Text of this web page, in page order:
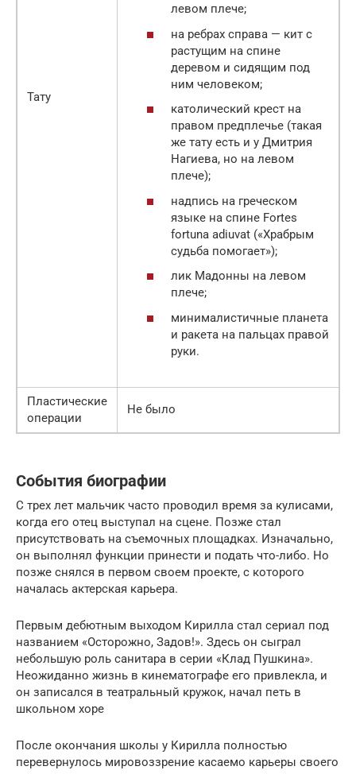
Тату
левом плече;
на ребрах справа — кит с
растущим на спине
деревом и сидящим под
ним человеком;
католический крест на
правом предплечье (такая
же тату есть и у Дмитрия
Нагиева, но на левом
плече);
надпись на греческом
языке на спине Fortes
fortuna adiuvat («Храбрым
судьба помогает»);
лик Мадонны на левом
плече;
минималистичные планета
и ракета на пальцах правой
руки.
Пластические
операции
Не было
События биографии
С трех лет мальчик часто проводил время за кулисами,
когда его отец выступал на сцене. Позже стал
присутствовать на съемочных площадках. Изначально,
он выполнял функции принести и подать что-либо. Но
позже снялся в первом своем проекте, с которого
началась актерская карьера.
Первым дебютным выходом Кирилла стал сериал под
названием «Осторожно, Задов!». Здесь он сыграл
небольшую роль санитара в серии «Клад Пушкина».
Неожиданно жизнь в кинематографе его привлекла, и
он записался в театральный кружок, начал петь в
школьном хоре
После окончания школы у Кирилла полностью
перевернулось мировоззрение касаемо карьеры своего